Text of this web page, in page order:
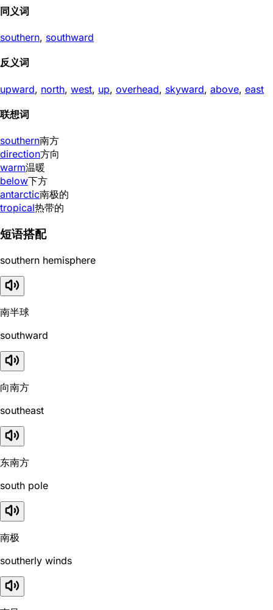
同义词
southern, southward
反义词
upward, north, west, up, overhead, skyward, above, east
联想词
southern南方
direction方向
warm温暖
below下方
antarctic南极的
tropical热带的
短语搭配
southern hemisphere
南半球
southward
向南方
southeast
东南方
south pole
南极
southerly winds